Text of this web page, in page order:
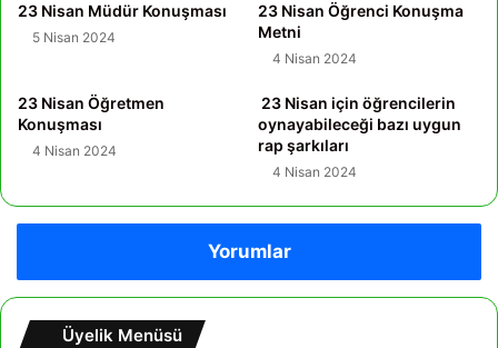
23 Nisan Müdür Konuşması
5 Nisan 2024
23 Nisan Öğrenci Konuşma
Metni
4 Nisan 2024
23 Nisan Öğretmen
Konuşması
4 Nisan 2024
23 Nisan için öğrencilerin
oynayabileceği bazı uygun
rap şarkıları
4 Nisan 2024
Yorumlar
Üyelik Menüsü